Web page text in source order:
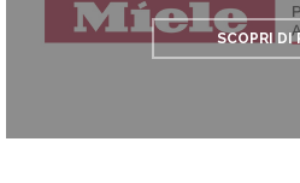
SCOPRI DI